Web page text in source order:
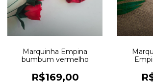
Marquinha Empina
bumbum vermelho
R$169,00